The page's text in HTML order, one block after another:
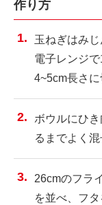
作り方
玉ねぎはみ
電子レンジ
4~5cm長さに
ボウルにひ
るまでよく
26cmのフラ
を並べ、フ